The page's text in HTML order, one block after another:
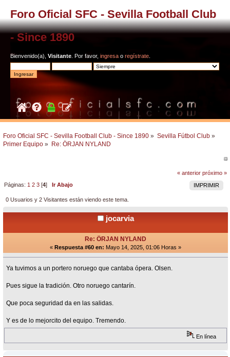
Foro Oficial SFC - Sevilla Football Club
- Since 1890
Bienvenido(a), Visitante . Por favor, ingresa o regístrate
Foro Oficial SFC - Sevilla Football Club - Since 1890 » Sevilla Fútbol Club »
Primer Equipo » Re: ÖRJAN NYLAND
« anterior próximo »
IMPRIMIR
Páginas: 1 2 3 [4]Ir Abajo
0 Usuarios y 2 Visitantes están viendo este tema.
jocarvia
Re: ÖRJAN NYLAND
« Respuesta #60 en: Mayo 14, 2025, 01:06 Horas »
Ya tuvimos a un portero noruego que cantaba ópera. Olsen.
Pues sigue la tradición. Otro noruego cantarín.
Que poca seguridad da en las salidas.
Y es de lo mejorcito del equipo. Tremendo.
En línea